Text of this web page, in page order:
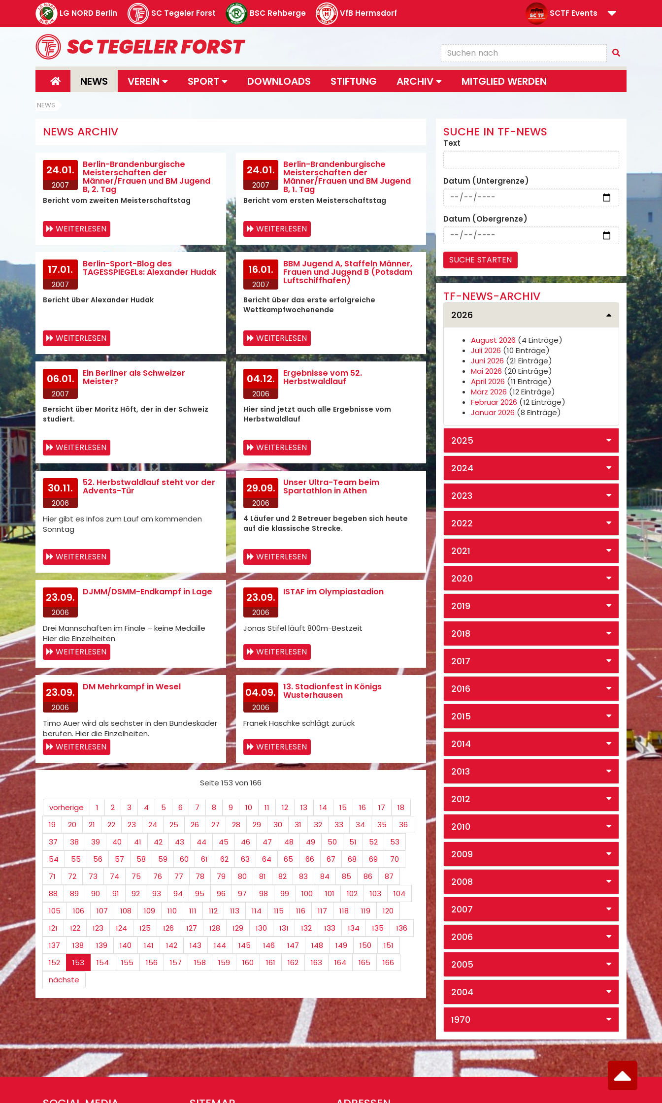
LG NORD Berlin SC Tegeler Forst BSC Rehberge VfB Hermsdorf SCTF Events
NEWS VEREIN SPORT DOWNLOADS STIFTUNG ARCHIV MITGLIED WERDEN
NEWS
NEWS ARCHIV
24.01.
2007
Berlin-Brandenburgische
Meisterschaften der
Männer/Frauen und BM Jugend
B, 2. Tag
Bericht vom zweiten Meisterschaftstag
WEITERLESEN
24.01.
2007
Berlin-Brandenburgische
Meisterschaften der
Männer/Frauen und BM Jugend
B, 1. Tag
Bericht vom ersten Meisterschaftstag
WEITERLESEN
17.01.
2007
Berlin-Sport-Blog des
TAGESSPIEGELs: Alexander Hudak
Bericht über Alexander Hudak
WEITERLESEN
16.01.
2007
BBM Jugend A, Staffeln Männer,
Frauen und Jugend B (Potsdam
Luftschiffhafen)
Bericht über das erste erfolgreiche
Wettkampfwochenende
WEITERLESEN
06.01.
2007
Ein Berliner als Schweizer
Meister?
Bersicht über Moritz Höft, der in der Schweiz
studiert.
WEITERLESEN
04.12.
2006
Ergebnisse vom 52.
Herbstwaldlauf
Hier sind jetzt auch alle Ergebnisse vom
Herbstwaldlauf
WEITERLESEN
30.11.
2006
52. Herbstwaldlauf steht vor der
Advents-Tür
Hier gibt es Infos zum Lauf am kommenden
Sonntag
WEITERLESEN
29.09.
2006
Unser Ultra-Team beim
Spartathlon in Athen
4 Läufer und 2 Betreuer begeben sich heute
auf die klassische Strecke.
WEITERLESEN
23.09.
2006
DJMM/DSMM-Endkampf in Lage
Drei Mannschaften im Finale – keine Medaille
Hier die Einzelheiten.
WEITERLESEN
23.09.
2006
ISTAF im Olympiastadion
Jonas Stifel läuft 800m-Bestzeit
WEITERLESEN
23.09.
2006
DM Mehrkampf in Wesel
Timo Auer wird als sechster in den Bundeskader
berufen. Hier die Einzelheiten.
WEITERLESEN
04.09.
2006
13. Stadionfest in Königs
Wusterhausen
Franek Haschke schlägt zurück
WEITERLESEN
Seite 153 von 166
vorherige 1 2 3 4 5 6 7 8 9 10 11 12 13 14 15 16 17
18
19
20 21 22 23 24 25 26 27 28 29 30 31 32 33 34 35
36
37
38 39 40 41 42 43 44 45 46 47 48 49 50 51 52
53
54
55 56 57 58 59 60 61 62 63 64 65 66 67 68 69
70
71
72 73 74 75 76 77 78 79 80 81 82 83 84 85 86
87
88
89 90 91 92 93 94 95 96 97 98 99 100 101 102 103
104
105
106 107 108 109 110 111 112 113 114 115 116 117 118 119
120
121
122 123 124 125 126 127 128 129 130 131 132 133 134 135
136
137
138 139 140 141 142 143 144 145 146 147 148 149 150
151
152
153 154 155 156 157 158 159 160 161 162 163 164 165
166
nächste
SUCHE IN TF-NEWS
Text
Datum (Untergrenze)
Datum (Obergrenze)
TF-NEWS-ARCHIV
2026
August 2026 (4 Einträge)
Juli 2026 (10 Einträge)
Juni 2026 (21 Einträge)
Mai 2026 (20 Einträge)
April 2026 (11 Einträge)
März 2026 (12 Einträge)
Februar 2026 (12 Einträge)
Januar 2026 (8 Einträge)
2025
2024
2023
2022
2021
2020
2019
2018
2017
2016
2015
2014
2013
2012
2010
2009
2008
2007
2006
2005
2004
1970